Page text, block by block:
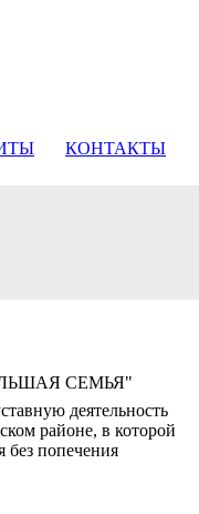
КОНТАКТЫ
СЕМЬЯ"
деятельность
районе, в которой
попечения